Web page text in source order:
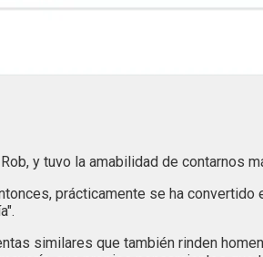
y tuvo la amabilidad de contarnos
prácticamente se ha
similares que también rinden